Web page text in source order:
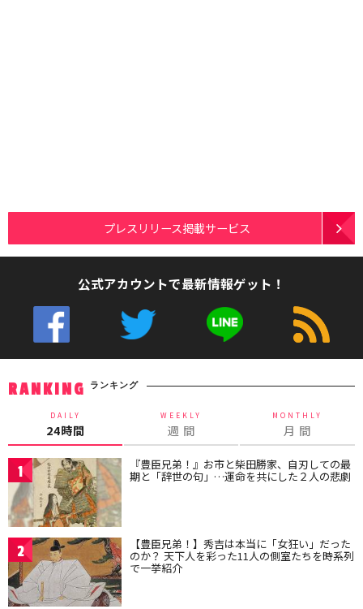
プレスリリース掲載サービス
公式アカウントで最新情報ゲット！
RANKING ランキング
DAILY
24時間
WEEKLY
週 間
MONTHLY
月 間
1 『豊臣兄弟！』お市と柴田勝家、自刃しての最
期と「辞世の句」…運命を共にした２人の悲劇
2 【豊臣兄弟！】秀吉は本当に「女狂い」だった
のか？ 天下人を彩った11人の側室たちを時系列
で一挙紹介